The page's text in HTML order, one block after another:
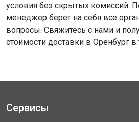
условия без скрытых комиссий.
менеджер берет на себя все
вопросы. Свяжитесь с нами и
стоимости доставки в Оренбург в
Сервисы